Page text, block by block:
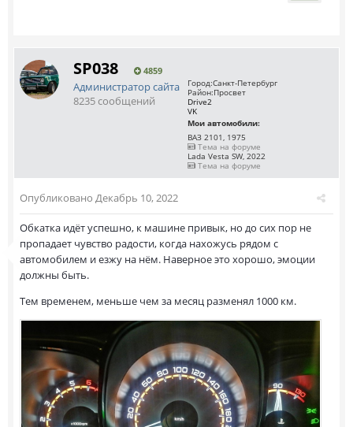
SP038 4859
Администратор сайта
8235 сообщений
Город:Санкт-Петербург
Район:Просвет
Drive2
VK
Мои автомобили:
ВАЗ 2101, 1975
Тема на форуме
Lada Vesta SW, 2022
Тема на форуме
Опубликовано Декабрь 10, 2022
Обкатка идёт успешно, к машине привык, но до сих пор не
пропадает чувство радости, когда нахожусь рядом с
автомобилем и езжу на нём. Наверное это хорошо, эмоции
должны быть.
Тем временем, меньше чем за месяц разменял 1000 км.